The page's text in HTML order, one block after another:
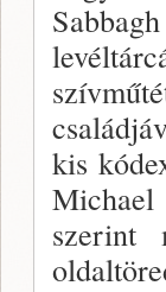
kis
szerint